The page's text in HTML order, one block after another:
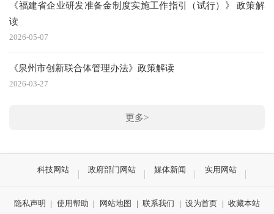
《福建省企业研发准备金制度实施工作指引（试行）》 政策解
读
2026-05-07
《泉州市创新联合体管理办法》政策解读
2026-03-27
更多>
科技网站 政府部门网站 媒体新闻 实用网站
隐私声明 | 使用帮助 | 网站地图 | 联系我们 | 设为首页 | 收藏本站